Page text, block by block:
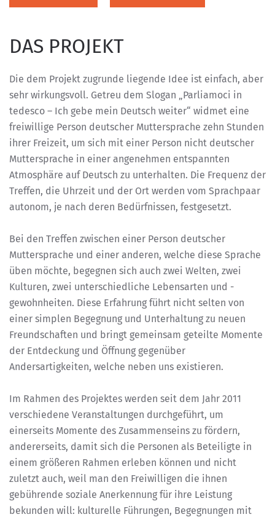
DAS PROJEKT
Die dem Projekt zugrunde liegende Idee ist einfach, aber
sehr wirkungsvoll. Getreu dem Slogan „Parliamoci in
tedesco – Ich gebe mein Deutsch weiter“ widmet eine
freiwillige Person deutscher Muttersprache zehn Stunden
ihrer Freizeit, um sich mit einer Person nicht deutscher
Muttersprache in einer angenehmen entspannten
Atmosphäre auf Deutsch zu unterhalten. Die Frequenz der
Treffen, die Uhrzeit und der Ort werden vom Sprachpaar
autonom, je nach deren Bedürfnissen, festgesetzt.
Bei den Treffen zwischen einer Person deutscher
Muttersprache und einer anderen, welche diese Sprache
üben möchte, begegnen sich auch zwei Welten, zwei
Kulturen, zwei unterschiedliche Lebensarten und -
gewohnheiten. Diese Erfahrung führt nicht selten von
einer simplen Begegnung und Unterhaltung zu neuen
Freundschaften und bringt gemeinsam geteilte Momente
der Entdeckung und Öffnung gegenüber
Andersartigkeiten, welche neben uns existieren.
Im Rahmen des Projektes werden seit dem Jahr 2011
verschiedene Veranstaltungen durchgeführt, um
einerseits Momente des Zusammenseins zu fördern,
andererseits, damit sich die Personen als Beteiligte in
einem größeren Rahmen erleben können und nicht
zuletzt auch, weil man den Freiwilligen die ihnen
gebührende soziale Anerkennung für ihre Leistung
bekunden will: kulturelle Führungen, Begegnungen mit